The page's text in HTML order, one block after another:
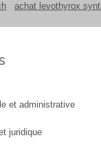
achat levothyrox
et administrative
juridique